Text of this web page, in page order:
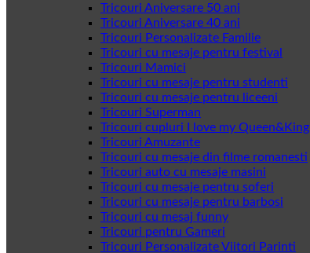
Tricouri Aniversare 50 ani
Tricouri Aniversare 40 ani
Tricouri Personalizate Familie
Tricouri cu mesaje pentru festival
Tricouri Mamici
Tricouri cu mesaje pentru studenti
Tricouri cu mesaje pentru liceeni
Tricouri Superman
Tricouri cupluri I love my Queen&King
Tricouri Amuzante
Tricouri cu mesaje din filme romanesti
Tricouri auto cu mesaje masini
Tricouri cu mesaje pentru soferi
Tricouri cu mesaje pentru barbosi
Tricouri cu mesaj funny
Tricouri pentru Gameri
Tricouri Personalizate Viitori Parinti